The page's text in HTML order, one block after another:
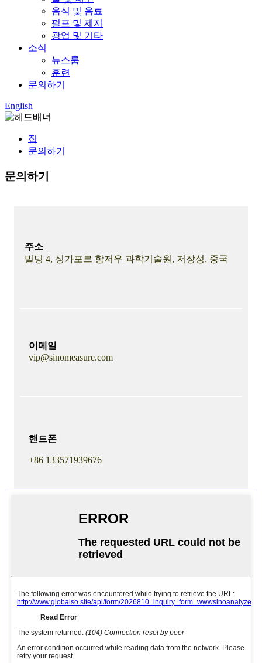
음식 및 음료
펄프 및 제지
광업 및 기타
소식
뉴스룸
훈련
문의하기
English
집
문의하기
문의하기
주소
빌딩 4, 싱가포르 항저우 과학기술원, 저장성, 중국
이메일
vip@sinomeasure.com
핸드폰
+86 133571939676